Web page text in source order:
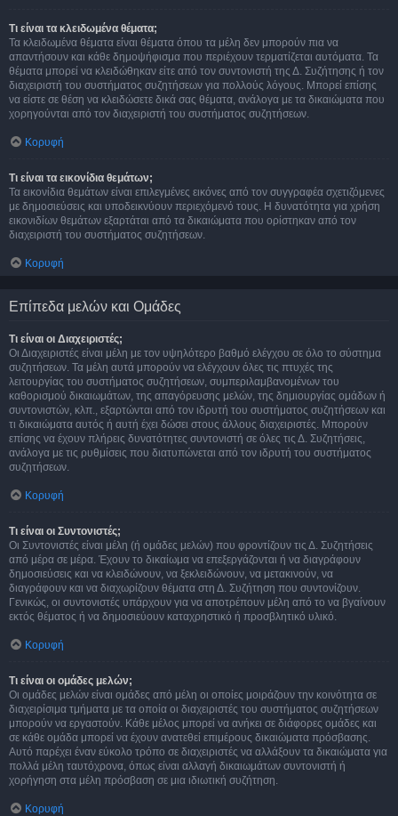
Τι είναι τα κλειδωμένα θέματα;
Τα κλειδωμένα θέματα είναι θέματα όπου τα μέλη δεν μπορούν πια να
απαντήσουν και κάθε δημοψήφισμα που περιέχουν τερματίζεται αυτόματα. Τα
θέματα μπορεί να κλειδώθηκαν είτε από τον συντονιστή της Δ. Συζήτησης ή τον
διαχειριστή του συστήματος συζητήσεων για πολλούς λόγους. Μπορεί επίσης
να είστε σε θέση να κλειδώσετε δικά σας θέματα, ανάλογα με τα δικαιώματα που
χορηγούνται από τον διαχειριστή του συστήματος συζητήσεων.
Κορυφή
Τι είναι τα εικονίδια θεμάτων;
Τα εικονίδια θεμάτων είναι επιλεγμένες εικόνες από τον συγγραφέα σχετιζόμενες
με δημοσιεύσεις και υποδεικνύουν περιεχόμενό τους. Η δυνατότητα για χρήση
εικονιδίων θεμάτων εξαρτάται από τα δικαιώματα που ορίστηκαν από τον
διαχειριστή του συστήματος συζητήσεων.
Κορυφή
Επίπεδα μελών και Ομάδες
Τι είναι οι Διαχειριστές;
Οι Διαχειριστές είναι μέλη με τον υψηλότερο βαθμό ελέγχου σε όλο το σύστημα
συζητήσεων. Τα μέλη αυτά μπορούν να ελέγχουν όλες τις πτυχές της
λειτουργίας του συστήματος συζητήσεων, συμπεριλαμβανομένων του
καθορισμού δικαιωμάτων, της απαγόρευσης μελών, της δημιουργίας ομάδων ή
συντονιστών, κλπ., εξαρτώνται από τον ιδρυτή του συστήματος συζητήσεων και
τι δικαιώματα αυτός ή αυτή έχει δώσει στους άλλους διαχειριστές. Μπορούν
επίσης να έχουν πλήρεις δυνατότητες συντονιστή σε όλες τις Δ. Συζητήσεις,
ανάλογα με τις ρυθμίσεις που διατυπώνεται από τον ιδρυτή του συστήματος
συζητήσεων.
Κορυφή
Τι είναι οι Συντονιστές;
Οι Συντονιστές είναι μέλη (ή ομάδες μελών) που φροντίζουν τις Δ. Συζητήσεις
από μέρα σε μέρα. Έχουν το δικαίωμα να επεξεργάζονται ή να διαγράφουν
δημοσιεύσεις και να κλειδώνουν, να ξεκλειδώνουν, να μετακινούν, να
διαγράφουν και να διαχωρίζουν θέματα στη Δ. Συζήτηση που συντονίζουν.
Γενικώς, οι συντονιστές υπάρχουν για να αποτρέπουν μέλη από το να βγαίνουν
εκτός θέματος ή να δημοσιεύουν καταχρηστικό ή προσβλητικό υλικό.
Κορυφή
Τι είναι οι ομάδες μελών;
Οι ομάδες μελών είναι ομάδες από μέλη οι οποίες μοιράζουν την κοινότητα σε
διαχειρίσιμα τμήματα με τα οποία οι διαχειριστές του συστήματος συζητήσεων
μπορούν να εργαστούν. Κάθε μέλος μπορεί να ανήκει σε διάφορες ομάδες και
σε κάθε ομάδα μπορεί να έχουν ανατεθεί επιμέρους δικαιώματα πρόσβασης.
Αυτό παρέχει έναν εύκολο τρόπο σε διαχειριστές να αλλάξουν τα δικαιώματα για
πολλά μέλη ταυτόχρονα, όπως είναι αλλαγή δικαιωμάτων συντονιστή ή
χορήγηση στα μέλη πρόσβαση σε μια ιδιωτική συζήτηση.
Κορυφή